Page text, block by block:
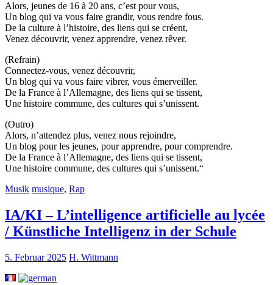
Alors, jeunes de 16 à 20 ans, c’est pour vous,
Un blog qui va vous faire grandir, vous rendre fous.
De la culture à l’histoire, des liens qui se créent,
Venez découvrir, venez apprendre, venez rêver.
(Refrain)
Connectez-vous, venez découvrir,
Un blog qui va vous faire vibrer, vous émerveiller.
De la France à l’Allemagne, des liens qui se tissent,
Une histoire commune, des cultures qui s’unissent.
(Outro)
Alors, n’attendez plus, venez nous rejoindre,
Un blog pour les jeunes, pour apprendre, pour comprendre.
De la France à l’Allemagne, des liens qui se tissent,
Une histoire commune, des cultures qui s’unissent.“
Musik musique, Rap
IA/KI – L’intelligence artificielle au lycée
/ Künstliche Intelligenz in der Schule
5. Februar 2025 H. Wittmann